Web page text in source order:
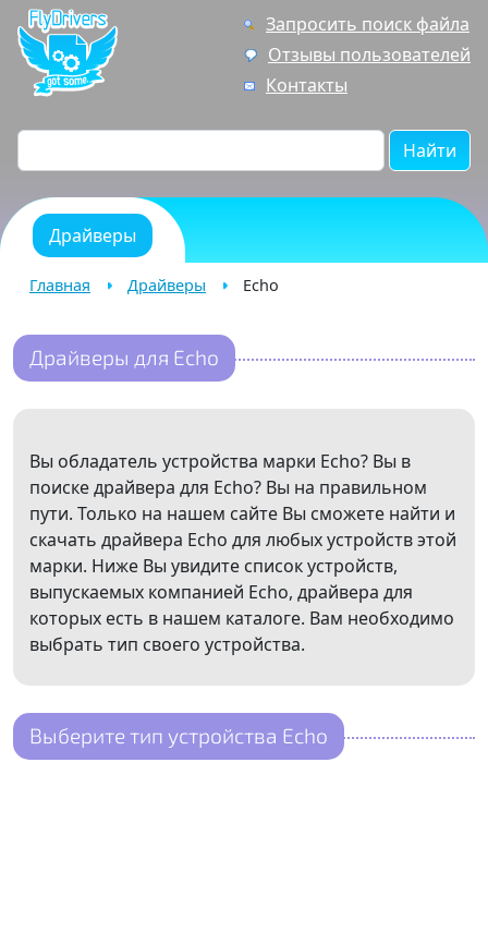
Запросить поиск файла
Отзывы пользователей
Контакты
Найти
Драйверы
Главная Драйверы Echo
Драйверы для Echo
Вы обладатель устройства марки Echo? Вы в
поиске драйвера для Echo? Вы на правильном
пути. Только на нашем сайте Вы сможете найти и
скачать драйвера Echo для любых устройств этой
марки. Ниже Вы увидите список устройств,
выпускаемых компанией Echo, драйвера для
которых есть в нашем каталоге. Вам необходимо
выбрать тип своего устройства.
Выберите тип устройства Echo